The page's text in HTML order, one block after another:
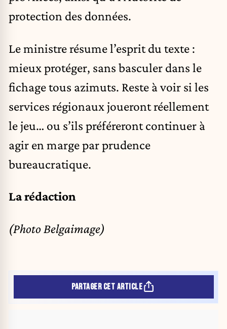
protection des données.
Le ministre résume l’esprit du texte :
mieux protéger, sans basculer dans le
fichage tous azimuts. Reste à voir si les
services régionaux joueront réellement
le jeu… ou s’ils préféreront continuer à
agir en marge par prudence
bureaucratique.
La rédaction
(Photo Belgaimage)
PARTAGER CET ARTICLE